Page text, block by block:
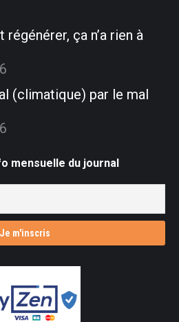
régénérer, ça n’a rien à
(climatique) par le mal
mensuelle du journal